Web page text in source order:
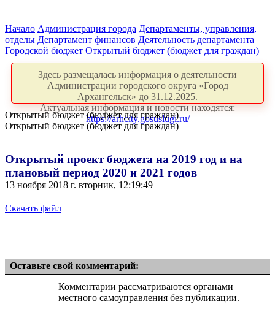
Начало Администрация города Департаменты, управления,
отделы Департамент финансов Деятельность департамента
Городской бюджет Открытый бюджет (бюджет для граждан)
Здесь размещалась информация о деятельности
Администрации городского округа «Город
Архангельск» до 31.12.2025.
Актуальная информация и новости находятся:
https://arhcity.gosuslugi.ru/
Открытый бюджет (бюджет для граждан)
Открытый бюджет (бюджет для граждан)
Открытый проект бюджета на 2019 год и на
плановый период 2020 и 2021 годов
13 ноября 2018 г. вторник, 12:19:49
Cкачать файл
Оставьте свой комментарий:
Комментарии рассматриваются органами
местного самоуправления без публикации.